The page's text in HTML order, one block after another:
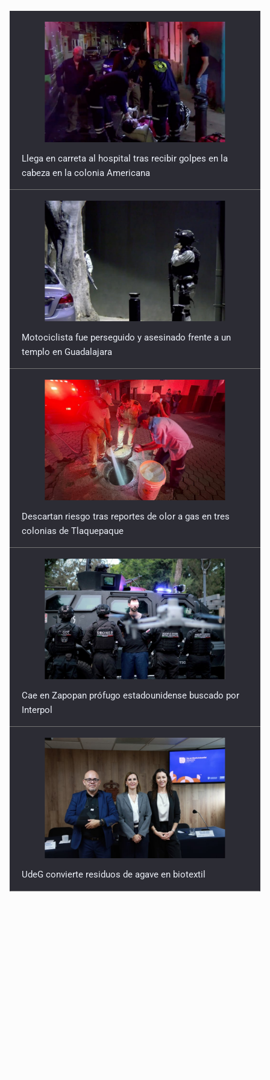
Llega en carreta al hospital tras recibir golpes en la
cabeza en la colonia Americana
Motociclista fue perseguido y asesinado frente a un
templo en Guadalajara
Descartan riesgo tras reportes de olor a gas en tres
colonias de Tlaquepaque
Cae en Zapopan prófugo estadounidense buscado por
Interpol
UdeG convierte residuos de agave en biotextil